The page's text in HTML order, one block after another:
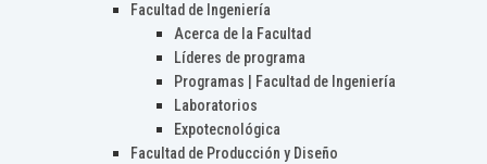
Facultad de Ingeniería
Acerca de la Facultad
Líderes de programa
Programas | Facultad de Ingeniería
Laboratorios
Expotecnológica
Facultad de Producción y Diseño